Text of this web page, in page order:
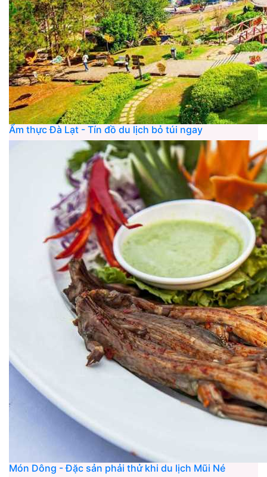
Ẩm thực Đà Lạt - Tín đồ du lịch bỏ túi ngay
Món Dông - Đặc sản phải thử khi du lịch Mũi Né